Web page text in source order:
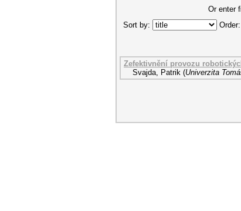
Or enter
Sort by:
Order:
Zefektivnění provozu
Svajda, Patrik (Univerzita